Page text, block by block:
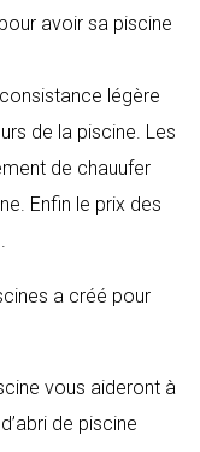
avoir sa piscine
légère
de la piscine. Les
de chauufer
Enfin le prix des
a créé pour
vous aideront à
de piscine